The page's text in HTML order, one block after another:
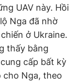
UAV này. Hồi
Nga đã nhờ
ở Ukraine.
thấy bằng
cấp bất kỳ
Nga, theo